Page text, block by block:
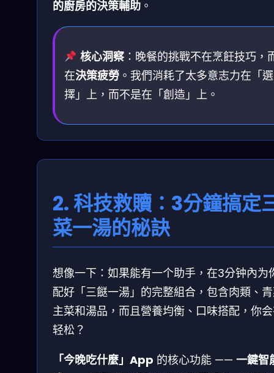
的廚房的決策輔助 。
核心洞察：晚餐的挑戰不在烹飪技巧，
在決策疲勞 。我們消耗了太多意志力在「選
擇」上，而不是在「創造」上。
2. 科技救贖：3分鐘搞定
菜一湯的秘訣
想像一下：如果能有一个助手，在3分钟內为
配好「三餸一湯」的完整組合，包含肉類、
主菜和湯品，而且營養均衡、口味搭配，你
轻松？
「今晚吃什麼」App 的核心功能 —— 一鍵智